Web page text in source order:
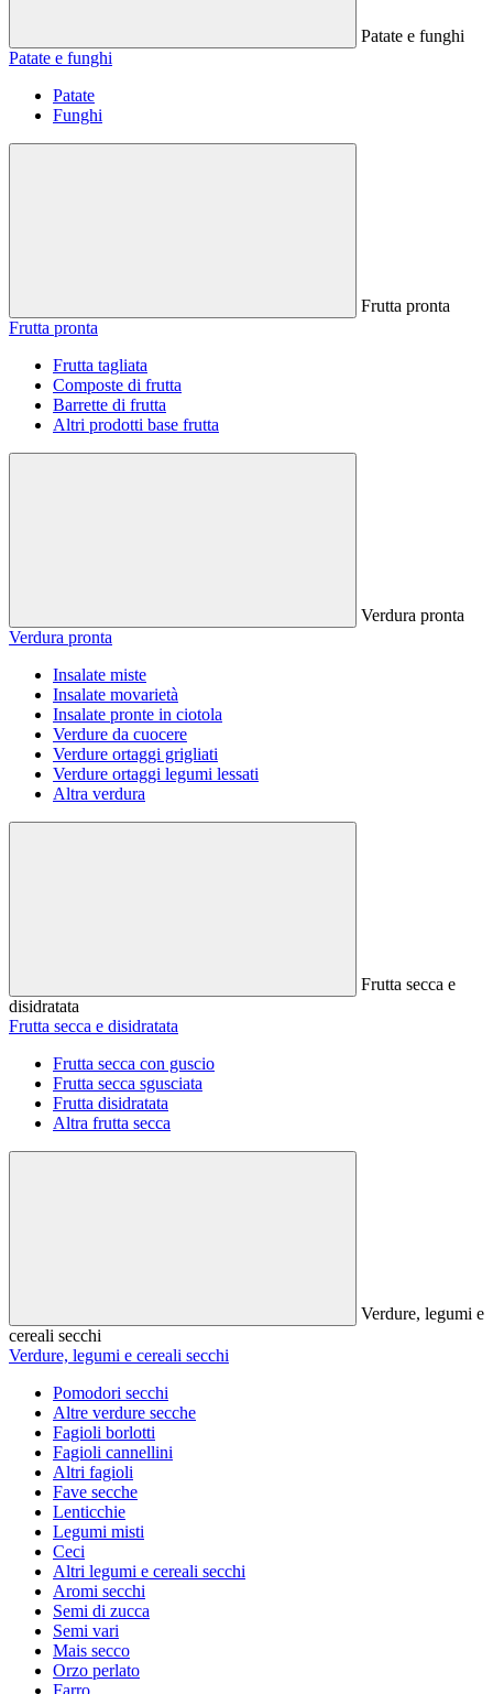
Patate e funghi
Patate e funghi
Patate
Funghi
Frutta pronta
Frutta pronta
Frutta tagliata
Composte di frutta
Barrette di frutta
Altri prodotti base frutta
Verdura pronta
Verdura pronta
Insalate miste
Insalate movarietà
Insalate pronte in ciotola
Verdure da cuocere
Verdure ortaggi grigliati
Verdure ortaggi legumi lessati
Altra verdura
Frutta secca e
disidratata
Frutta secca e disidratata
Frutta secca con guscio
Frutta secca sgusciata
Frutta disidratata
Altra frutta secca
Verdure, legumi e
cereali secchi
Verdure, legumi e cereali secchi
Pomodori secchi
Altre verdure secche
Fagioli borlotti
Fagioli cannellini
Altri fagioli
Fave secche
Lenticchie
Legumi misti
Ceci
Altri legumi e cereali secchi
Aromi secchi
Semi di zucca
Semi vari
Mais secco
Orzo perlato
Farro